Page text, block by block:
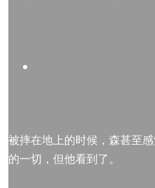
被摔在地上的时候，森甚至
的一切，但他看到了。